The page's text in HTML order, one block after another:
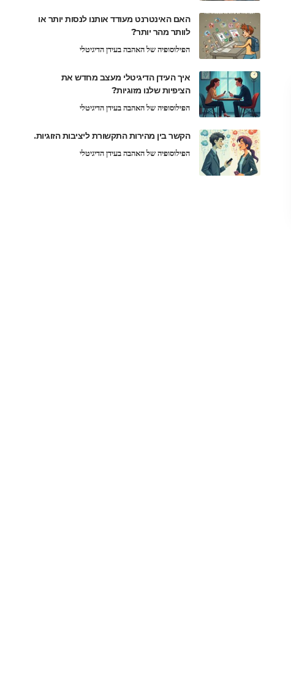
האם האינטרנט מעודד אותנו לנסות יותר או
לוותר מהר יותר?
הפילוסופיה של האהבה בעידן הדיגיטלי
איך העידן הדיגיטלי מעצב מחדש את
הציפיות שלנו מזוגיות?
הפילוסופיה של האהבה בעידן הדיגיטלי
הקשר בין מהירות התקשורת ליציבות הזוגיות.
הפילוסופיה של האהבה בעידן הדיגיטלי